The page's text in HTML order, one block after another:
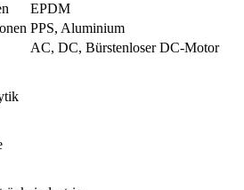
EPDM
PPS, Aluminium
AC, DC, Bürstenloser DC-Motor